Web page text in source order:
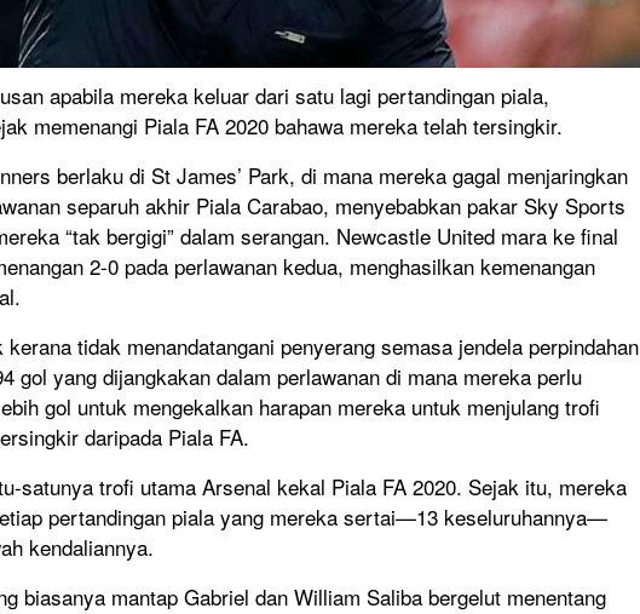
apabila mereka keluar dari satu lagi pertandingan piala,
memenangi Piala FA 2020 bahawa mereka telah tersingkir.
berlaku di St James’ Park, di mana mereka gagal menjaringkan
separuh akhir Piala Carabao, menyebabkan pakar Sky Sports
“tak bergigi” dalam serangan. Newcastle United mara ke final
2-0 pada perlawanan kedua, menghasilkan kemenangan
tidak menandatangani penyerang semasa jendela perpindahan
gol yang dijangkakan dalam perlawanan di mana mereka perlu
gol untuk mengekalkan harapan mereka untuk menjulang trofi
daripada Piala FA.
satunya trofi utama Arsenal kekal Piala FA 2020. Sejak itu, mereka
pertandingan piala yang mereka sertai—13 keseluruhannya—
kendaliannya.
biasanya mantap Gabriel dan William Saliba bergelut menentang